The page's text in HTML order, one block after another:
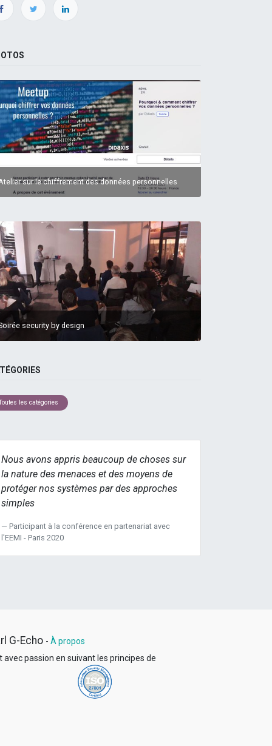
sur le chiffrement des données personnelles
security by design
les catégories
Nous avons appris beaucoup de choses sur
la nature des menaces et des moyens de
protéger nos systèmes par des approches
simples
Participant à la conférence en partenariat avec
l'EEMI - Paris 2020
G-Echo - À propos
avec passion en suivant les principes de